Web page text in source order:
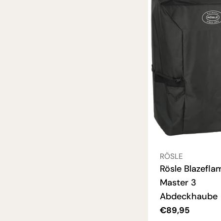
VERKÄUFER:
RÖSLE
Rösle
Master 3
Abdeckhaube
Regulärer
€89,95